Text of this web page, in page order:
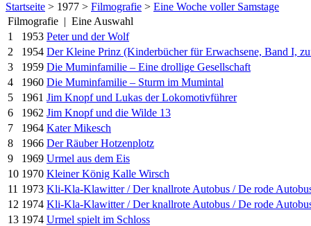
Startseite > 1977 > Filmografie > Eine Woche voller Samstage
Filmografie | Eine Auswahl
1
1953 Peter und der Wolf
2
1954 Der Kleine Prinz (Kinderbücher für Erwachsene, Band I,
3
1959 Die Muminfamilie – Eine drollige Gesellschaft
4
1960 Die Muminfamilie – Sturm im Mumintal
5
1961 Jim Knopf und Lukas der Lokomotivführer
6
1962 Jim Knopf und die Wilde 13
7
1964 Kater Mikesch
8
1966 Der Räuber Hotzenplotz
9
1969 Urmel aus dem Eis
10 1970 Kleiner König Kalle Wirsch
11 1973 Kli-Kla-Klawitter / Der knallrote Autobus / De rode
12 1974 Kli-Kla-Klawitter / Der knallrote Autobus / De rode
13 1974 Urmel spielt im Schloss